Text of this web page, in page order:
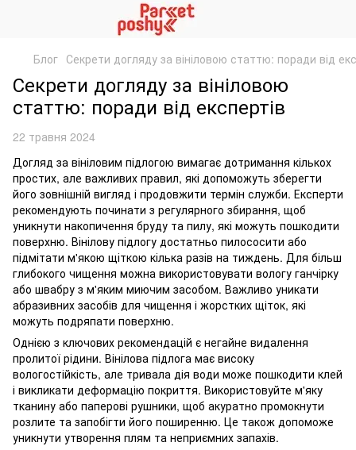
Блог Секрети догляду за вініловою статтю: поради від
Секрети догляду за вініловою
статтю: поради від експертів
22 травня 2024
Догляд за вініловим підлогою вимагає дотримання кількох
простих, але важливих правил, які допоможуть зберегти
його зовнішній вигляд і продовжити термін служби. Експерти
рекомендують починати з регулярного збирання, щоб
уникнути накопичення бруду та пилу, які можуть пошкодити
поверхню. Вінілову підлогу достатньо пилососити або
підмітати м'якою щіткою кілька разів на тиждень. Для більш
глибокого чищення можна використовувати вологу ганчірку
або швабру з м'яким миючим засобом. Важливо уникати
абразивних засобів для чищення і жорстких щіток, які
можуть подряпати поверхню.
Однією з ключових рекомендацій є негайне видалення
пролитої рідини. Вінілова підлога має високу
вологостійкість, але тривала дія води може пошкодити клей
і викликати деформацію покриття. Використовуйте м'яку
тканину або паперові рушники, щоб акуратно промокнути
розлите та запобігти його поширенню. Це також допоможе
уникнути утворення плям та неприємних запахів.